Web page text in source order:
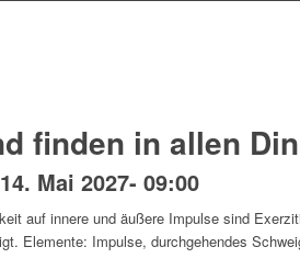
finden in allen
14. Mai 2027- 09:00
auf innere und äußere Impulse sind
Elemente: Impulse, durchgehendes